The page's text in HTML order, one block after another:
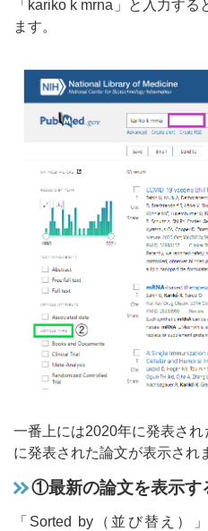
「kariko k mrna」と入力す
ます。
一番上には2020年に発表さ
に発表された論文が表示され
①最新の論文を表示す
「Sorted by（並び替え）